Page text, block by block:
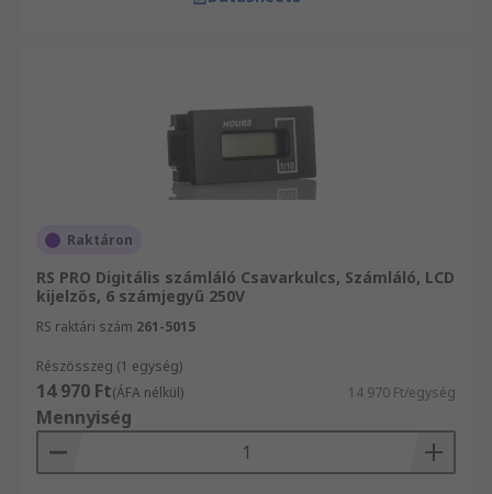
Raktáron
RS PRO Digitális számláló Csavarkulcs, Számláló, LCD
kijelzős, 6 számjegyű 250V
RS raktári szám 261-5015
Részösszeg (1 egység)
14 970 Ft(ÁFA nélkül) 14 970 Ft/egység
Mennyiség